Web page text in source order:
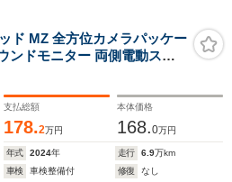
ド MZ 全方位カメラパッケー
ドモニター 両側電動スラ
横滑り防止装置 ETC ドラ
アシスト
支払総額
178.2万円
本体価格
168.0万円
年式 2024年 走行 6.9万km
車検
車検整備付 修復
なし